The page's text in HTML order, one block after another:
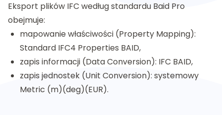
Eksport plików IFC według standardu Baid Pro
obejmuje:
mapowanie właściwości (Property Mapping):
Standard IFC4 Properties BAID,
zapis informacji (Data Conversion): IFC BAID,
zapis jednostek (Unit Conversion): systemowy
Metric (m)(deg)(EUR).